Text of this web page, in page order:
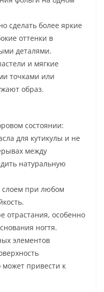
сделать более яркие
оттенки в
деталями.
и мягкие
точками или
образ.
состоянии:
для кутикулы и не
между
натуральную
при любом
отрастания, особенно
ногтя.
элементов
может привести к